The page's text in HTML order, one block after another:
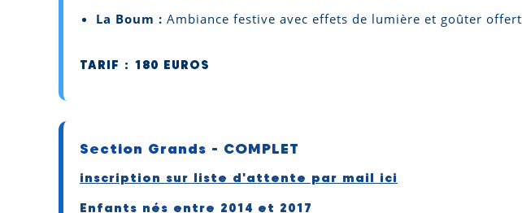
La Boum : Ambiance festive avec effets de lumière et goûter offert
TARIF : 180 EUROS
Section Grands - COMPLET
inscription sur liste d'attente par mail ici
Enfants nés entre 2014 et 2017